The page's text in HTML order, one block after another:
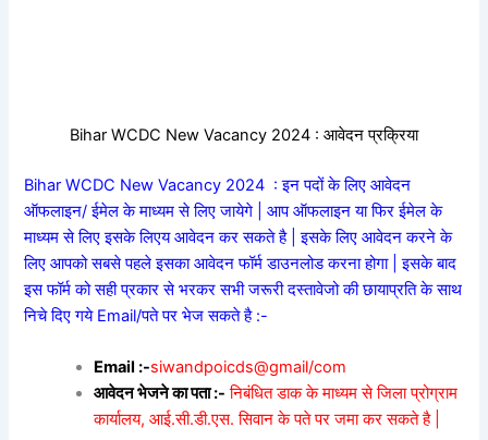
Bihar WCDC New Vacancy 2024 : आवेदन प्रक्रिया
Bihar WCDC New Vacancy 2024 : इन पदों के लिए आवेदन
ऑफलाइन/ ईमेल के माध्यम से लिए जायेगे | आप ऑफलाइन या फिर ईमेल के
माध्यम से लिए इसके लिएय आवेदन कर सकते है | इसके लिए आवेदन करने के
लिए आपको सबसे पहले इसका आवेदन फॉर्म डाउनलोड करना होगा | इसके बाद
इस फॉर्म को सही प्रकार से भरकर सभी जरूरी दस्तावेजो की छायाप्रति के साथ
निचे दिए गये Email/पते पर भेज सकते है :-
Email :-siwandpoicds@gmail/com
आवेदन भेजने का पता :- निबंधित डाक के माध्यम से जिला प्रोग्राम
कार्यालय, आई.सी.डी.एस. सिवान के पते पर जमा कर सकते है |